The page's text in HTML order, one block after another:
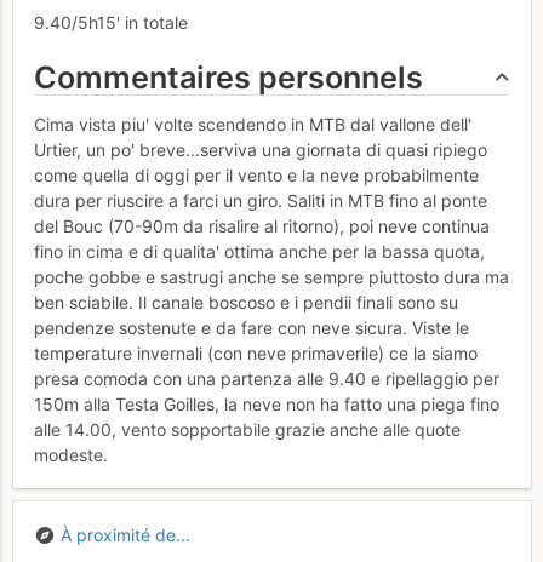
9.40/5h15' in totale
Commentaires personnels
Cima vista piu' volte scendendo in MTB dal vallone dell'
Urtier, un po' breve...serviva una giornata di quasi ripiego
come quella di oggi per il vento e la neve probabilmente
dura per riuscire a farci un giro. Saliti in MTB fino al ponte
del Bouc (70-90m da risalire al ritorno), poi neve continua
fino in cima e di qualita' ottima anche per la bassa quota,
poche gobbe e sastrugi anche se sempre piuttosto dura ma
ben sciabile. Il canale boscoso e i pendii finali sono su
pendenze sostenute e da fare con neve sicura. Viste le
temperature invernali (con neve primaverile) ce la siamo
presa comoda con una partenza alle 9.40 e ripellaggio per
150m alla Testa Goilles, la neve non ha fatto una piega fino
alle 14.00, vento sopportabile grazie anche alle quote
modeste.
À proximité de...